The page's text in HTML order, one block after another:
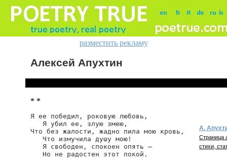
разместить рекламу
Алексей Апухтин
* *
Я ее победил, роковую любовь,
   Я убил ее, злую змею,
Что без жалости, жадно пила мою кровь,
   Что измучила душу мою!
   Я свободен, спокоен опять —
   Но не радостен этот покой.
А.
Страница
стихи,